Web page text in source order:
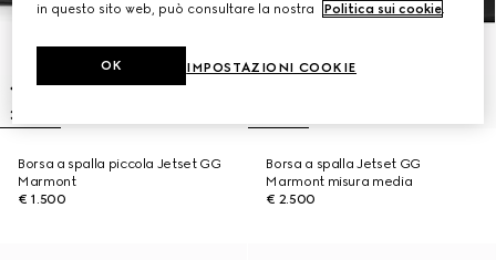
Borsa a spalla piccola Jetset GG
Marmont
€ 1.500
Borsa a spalla Jetset GG
Marmont misura media
€ 2.500
in questo sito web, può consultare la nostra
Politica sui cookie.
IMPOSTAZIONI COOKIE
OK